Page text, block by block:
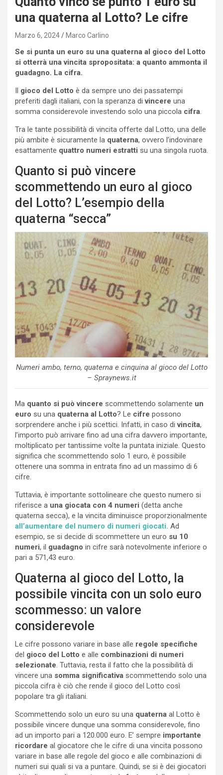
una quaterna al Lotto? Le cifre
Marzo 6, 2024 Marco Carlino
Se si punta un euro su una quaterna al gioco del Lotto
si otterrà una vincita spropositata: a quanto ammonta il
guadagno. La cifra.
gioco del Lotto è da sempre uno dei passatempi
preferiti dagli italiani, con la speranza divincere una
somma considerevole investendo solo una piccola cifra.
Tra le tante possibilità di vincita offerte dal Lotto, una delle
più ambite è sicuramente la quaterna, ovvero l’indovinare
esattamente quattro numeri estratti su una singola ruota.
Quanto si può vincere
scommettendo un euro al gioco
del Lotto? L’esempio della
quaterna “secca”
Numeri ambo, terno, quaterna e cinquina al gioco del Lotto
– Spraynews.it
Ma quanto si può vincere scommettendo solamente un
euro su una quaterna al Lotto? Le cifre possono
sorprendere anche i più scettici. Infatti, in caso divincita,
l’importo può arrivare fino ad una cifra davvero importante,
moltiplicato per tantissime volte la puntata iniziale. Questo
significa che scommettendo solo 1 euro, è possibile
ottenere una somma in entrata fino ad un massimo di 6
cifre.
Tuttavia, è importante sottolineare che questo numero si
riferisce a una giocata con 4 numeri (detta anche
quaterna secca), e la vincita diminuisce proporzionalmente
all’aumentare del numero di numeri giocati. Ad
esempio, se si decide di scommettere un euro su 10
numeri, il guadagno in cifre sarà notevolmente inferiore o
pari a 571,43 euro.
Quaterna al gioco del Lotto, la
possibile vincita con un solo euro
scommesso: un valore
considerevole
Le cifre possono variare in base alle regole specifiche
del gioco del Lotto e alle combinazioni di numeri
selezionate. Tuttavia, resta il fatto che la possibilità di
vincere una somma significativa scommettendo solo una
piccola cifra è ciò che rende il gioco del Lotto così
popolare tra gli italiani.
Scommettendo solo un euro su una quaterna al Lotto è
possibile vincere dunque una somma considerevole, fino
ad un importo pari a 120.000 euro. E’ sempre importante
ricordare al giocatore che le cifre di una vincita possono
variare in base alle regole del gioco e alle combinazioni di
numeri sui quali si va a puntare. Quindi, se si è dei giocatori